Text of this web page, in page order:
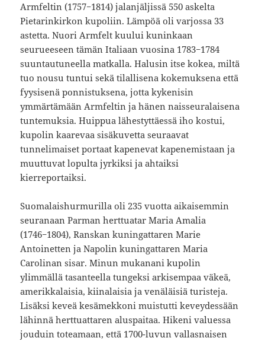
Armfeltin (1757−1814) jalanjäljissä 550 askelta
Pietarinkirkon kupoliin. Lämpöä oli varjossa 33
astetta. Nuori Armfelt kuului kuninkaan
seurueeseen tämän Italiaan vuosina 1783−1784
suuntautuneella matkalla. Halusin itse kokea, miltä
tuo nousu tuntui sekä tilallisena kokemuksena että
fyysisenä ponnistuksena, jotta kykenisin
ymmärtämään Armfeltin ja hänen naisseuralaisena
tuntemuksia. Huippua lähestyttäessä iho kostui,
kupolin kaarevaa sisäkuvetta seuraavat
tunnelimaiset portaat kapenevat kapenemistaan ja
muuttuvat lopulta jyrkiksi ja ahtaiksi
kierreportaiksi.
Suomalaishurmurilla oli 235 vuotta aikaisemmin
seuranaan Parman herttuatar Maria Amalia
(1746−1804), Ranskan kuningattaren Marie
Antoinetten ja Napolin kuningattaren Maria
Carolinan sisar. Minun mukanani kupolin
ylimmällä tasanteella tungeksi arkisempaa väkeä,
amerikkalaisia, kiinalaisia ja venäläisiä turisteja.
Lisäksi keveä kesämekkoni muistutti keveydessään
lähinnä herttuattaren aluspaitaa. Hikeni valuessa
jouduin toteamaan, että 1700-luvun vallasnaisen